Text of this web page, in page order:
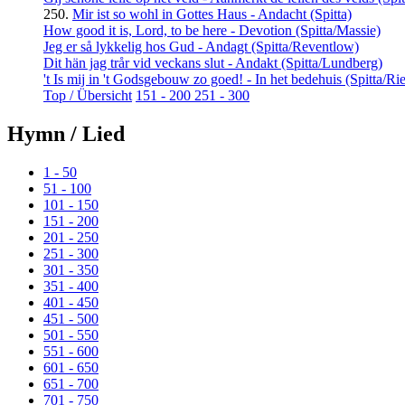
250. Mir ist so wohl in Gottes Haus - Andacht (Spitta)
How good it is, Lord, to be here - Devotion (Spitta/Massie)
Jeg er så lykkelig hos Gud - Andagt (Spitta/Reventlow)
Dit hän jag trår vid veckans slut - Andakt (Spitta/Lundberg)
't Is mij in 't Godsgebouw zo goed! - In het bedehuis (Spitta/
Top / Übersicht 151 - 200 251 - 300
Hymn / Lied
1 - 50
51 - 100
101 - 150
151 - 200
201 - 250
251 - 300
301 - 350
351 - 400
401 - 450
451 - 500
501 - 550
551 - 600
601 - 650
651 - 700
701 - 750